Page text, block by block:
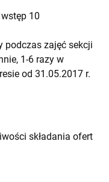
10
zajęć sekcji
1-6 razy w
od 31.05.2017 r.
składania ofert